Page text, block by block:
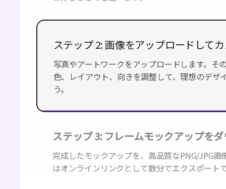
写真やアートワークをアップロードします。そ
レイアウト、向きを調整して、理想のデザイン
ステップ 3: フレームモックアップを
はオンラインリンクとして数分でエクスポート